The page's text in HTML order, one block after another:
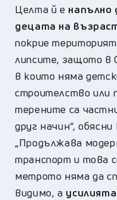
Целта й е напълно
децата на
покрие
липсите, защото в
в които няма
строителство или
терените са
друг начин“,обясни
„Продължава
транспорт и това
метрото няма да
видимо, а